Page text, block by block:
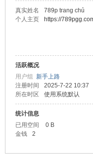
真实姓名 789p trang chủ
个人主页
https://
活跃概况
用户组 新手上路
注册时间
2025-7-22 10:37
所在时区
使用系统默认
统计信息
已用空间
0 B
金钱
2